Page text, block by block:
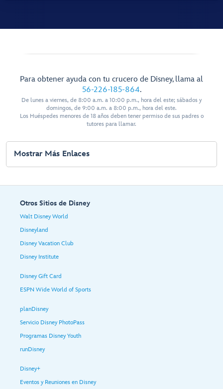
Para obtener ayuda con tu crucero de Disney, llama al
56-226-185-864.
De lunes a viernes, de 8:00 a.m. a 10:00 p.m., hora del este; sábados y
domingos, de 9:00 a.m. a 8:00 p.m., hora del este.
Los Huéspedes menores de 18 años deben tener permiso de sus padres o
tutores para llamar.
Mostrar Más Enlaces
Otros Sitios de Disney
Walt Disney World
Disneyland
Disney Vacation Club
Disney Institute
Disney Gift Card
ESPN Wide World of Sports
planDisney
Servicio Disney PhotoPass
Programas Disney Youth
runDisney
Disney+
Eventos y Reuniones en Disney